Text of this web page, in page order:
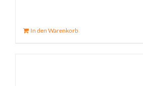
In den Warenkorb